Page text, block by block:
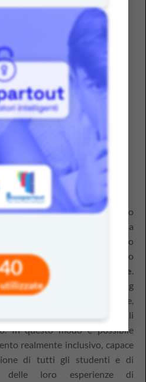
UDL implica un vero e proprio
l’insegnante è chiamato a
in cui si interviene solo
difficoltà, a un modello
prevenzione delle barriere.
Design for Learning
nella fase di pianificazione,
flessibili, accessibili
In questo modo è possibile
realmente inclusivo, capace
di tutti gli studenti e di
delle loro esperienze di